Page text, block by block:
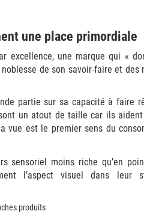
une place primordiale
excellence, une marque qui «
de son savoir-faire et des
partie sur sa capacité à faire
un atout de taille car ils aident
vue est le premier sens du
sensoriel moins riche qu’en
l’aspect visuel dans leur
produits